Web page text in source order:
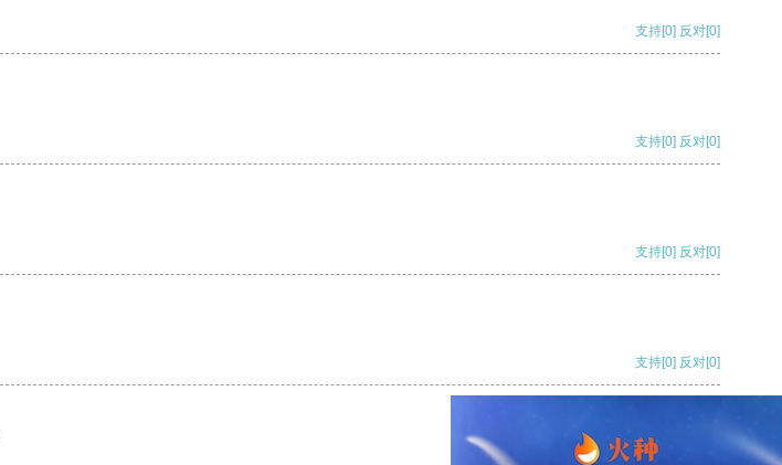
支持[0] 反对[0]
支持[0] 反对[0]
支持[0] 反对[0]
支持[0] 反对[0]